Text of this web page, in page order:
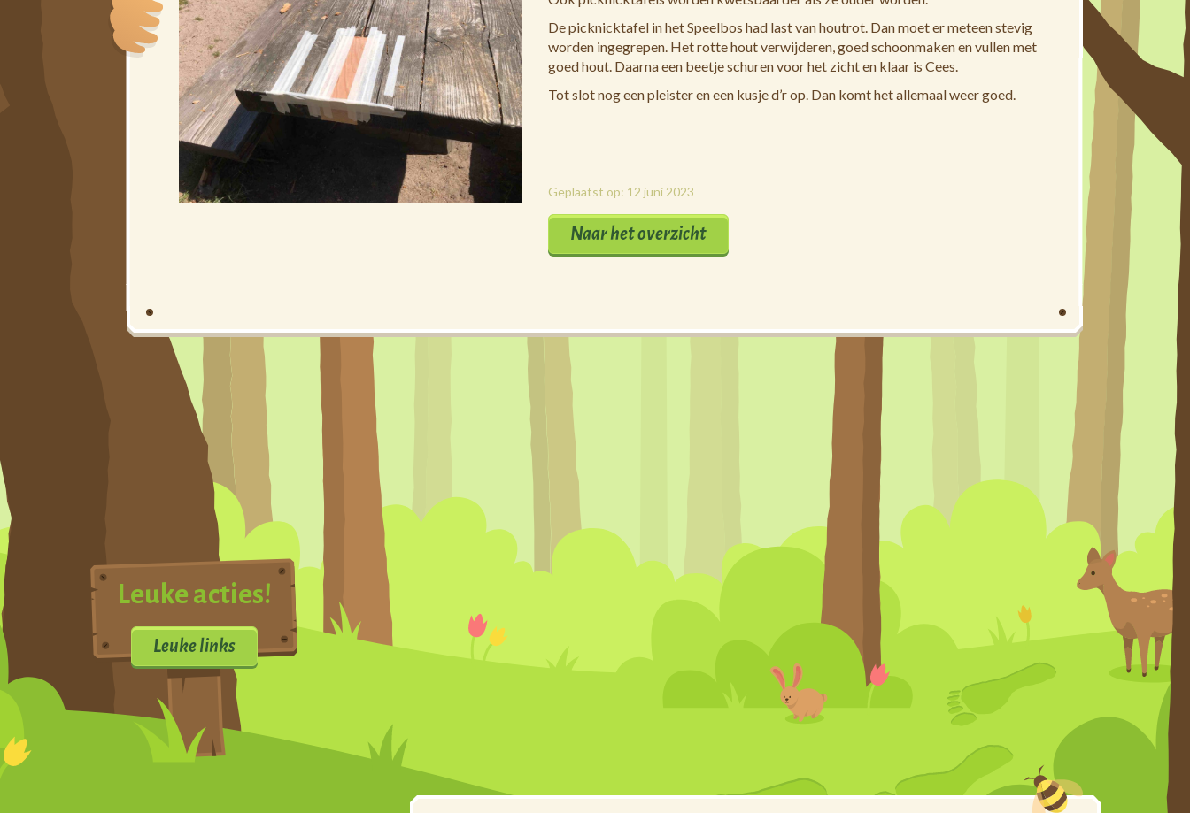
De picknicktafel in het Speelbos had last van houtrot. Dan moet er meteen stevig
worden ingegrepen. Het rotte hout verwijderen, goed schoonmaken en vullen met
goed hout. Daarna een beetje schuren voor het zicht en klaar is Cees.
Tot slot nog een pleister en een kusje d’r op. Dan komt het allemaal weer goed.
Geplaatst op: 12 juni 2023
Naar het overzicht
Leuke acties!
Leuke links